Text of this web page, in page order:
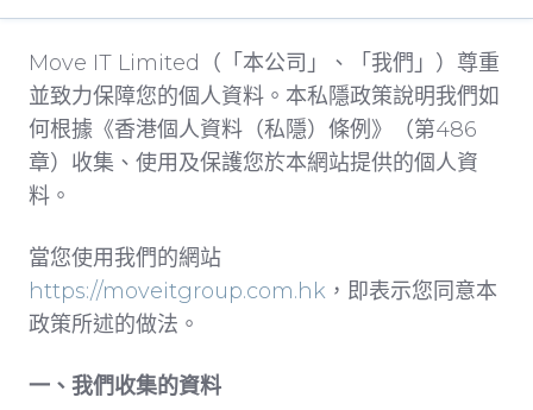
Move IT Limited（「本公司」、「我們」）尊重
並致力保障您的個人資料。本私隱政策說明我們如
何根據《香港個人資料（私隱）條例》（第486
章）收集、使用及保護您於本網站提供的個人資
料。
當您使用我們的網站
https://moveitgroup.com.hk ，即表示您同意本
政策所述的做法。
一、我們收集的資料